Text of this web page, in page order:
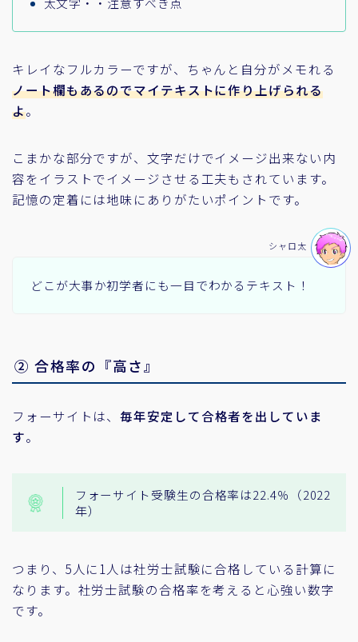
キレイなフルカラーですが、ちゃんと自分がメモれる
ノート欄もあるのでマイテキストに作り上げられる
よ。
こまかな部分ですが、文字だけでイメージ出来ない内
容をイラストでイメージさせる工夫もされています。
記憶の定着には地味にありがたいポイントです。
どこが大事か初学者にも一目でわかるテキスト！
シャロ太
② 合格率の『高さ』
フォーサイトは、毎年安定して合格者を出していま
す。
フォーサイト受験生の合格率は22.4％（2022
年）
つまり、5人に1人は社労士試験に合格している計算に
なります。社労士試験の合格率を考えると心強い数字
です。